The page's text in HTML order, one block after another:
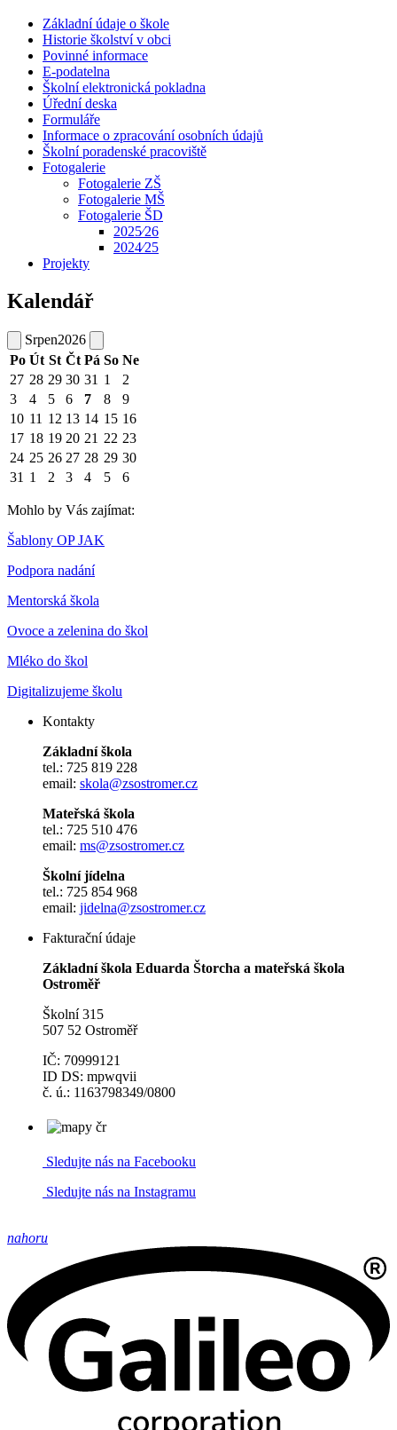
Základní údaje o škole
Historie školství v obci
Povinné informace
E-podatelna
Školní elektronická pokladna
Úřední deska
Formuláře
Informace o zpracování osobních údajů
Školní poradenské pracoviště
Fotogalerie
Fotogalerie ZŠ
Fotogalerie MŠ
Fotogalerie ŠD
2025⁄26
2024⁄25
Projekty
Kalendář
Srpen2026
Po Út St Čt Pá So Ne
27 28 29 30 31 1
2
3
4 5 6 7 8
9
10 11 12 13 14 15 16
17 18 19 20 21 22 23
24 25 26 27 28 29 30
31 1 2 3 4 5 6
Mohlo by Vás zajímat:
Šablony OP JAK
Podpora nadání
Mentorská škola
Ovoce a zelenina do škol
Mléko do škol
Digitalizujeme školu
Kontakty
Základní škola
tel.: 725 819 228
email: skola@zsostromer.cz
Mateřská škola
tel.: 725 510 476
email: ms@zsostromer.cz
Školní jídelna
tel.: 725 854 968
email: jidelna@zsostromer.cz
Fakturační údaje
Základní škola Eduarda Štorcha a mateřská škola
Ostroměř
Školní 315
507 52 Ostroměř
IČ: 70999121
ID DS: mpwqvii
č. ú.: 1163798349/0800
Sledujte nás na Facebooku
Sledujte nás na Instagramu
nahoru